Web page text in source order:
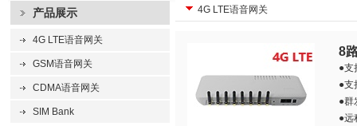
产品展示
4G LTE语音网关
GSM语音网关
CDMA语音网关
SIM Bank
4G LTE语音网关
8
●支
●支
●群
●远